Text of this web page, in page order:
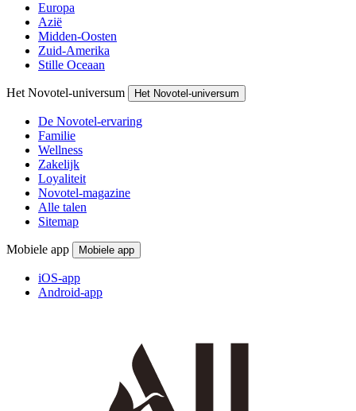
Europa
Azië
Midden-Oosten
Zuid-Amerika
Stille Oceaan
Het Novotel-universum Het Novotel-universum
De Novotel-ervaring
Familie
Wellness
Zakelijk
Loyaliteit
Novotel-magazine
Alle talen
Sitemap
Mobiele app Mobiele app
iOS-app
Android-app